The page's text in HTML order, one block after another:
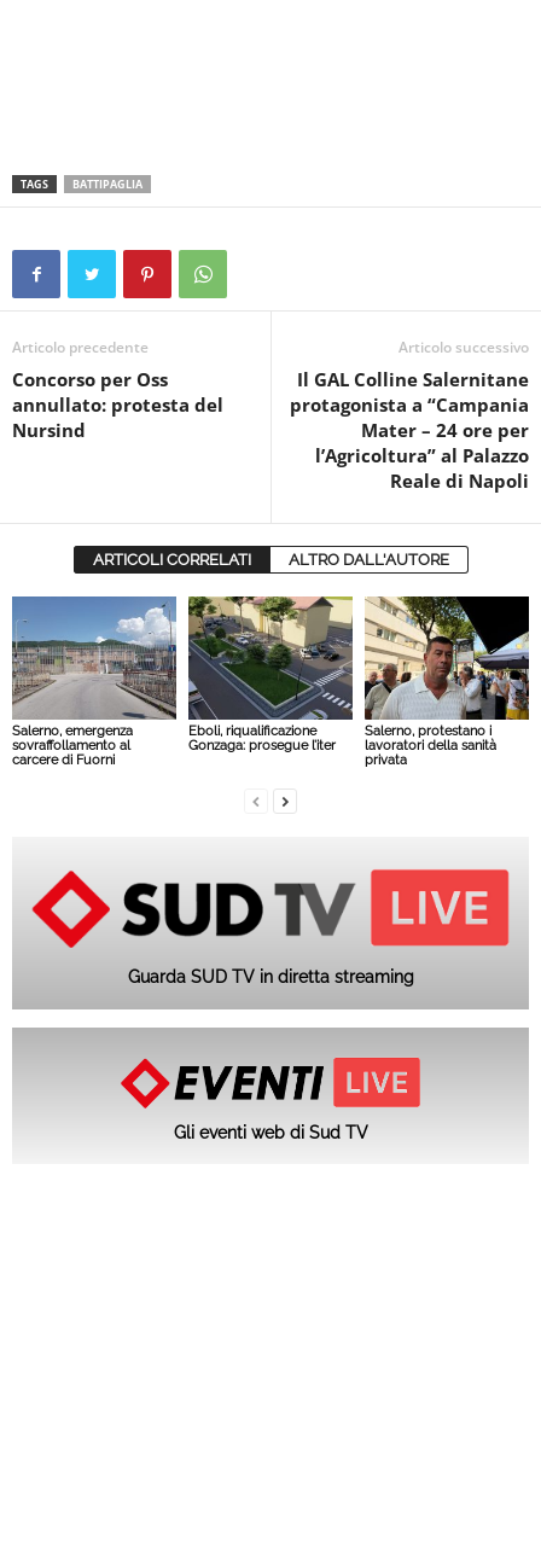
TAGS BATTIPAGLIA
Articolo precedente
Concorso per Oss
annullato: protesta del
Nursind
Articolo successivo
Il GAL Colline Salernitane
protagonista a “Campania
Mater – 24 ore per
l’Agricoltura” al Palazzo
Reale di Napoli
ARTICOLI CORRELATI ALTRO DALL'AUTORE
Salerno, emergenza
sovraffollamento al
carcere di Fuorni
Eboli, riqualificazione
Gonzaga: prosegue l’iter
Salerno, protestano i
lavoratori della sanità
privata
Guarda SUD TV in diretta streaming
Gli eventi web di Sud TV